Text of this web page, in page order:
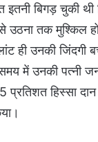
बिगड़ चुकी थी
उठना तक मुश्किल
ही उनकी जिंदगी
में उनकी पत्नी
हिस्सा